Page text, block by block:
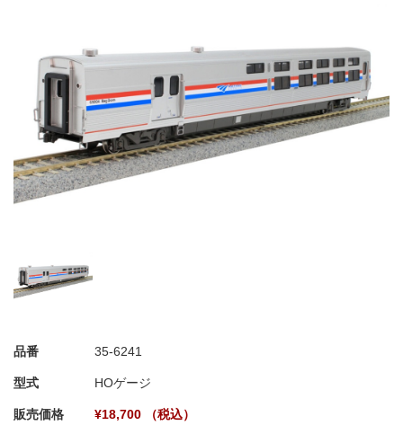
品番 35-6241
型式 HOゲージ
販売価格 ¥18,700 （税込）